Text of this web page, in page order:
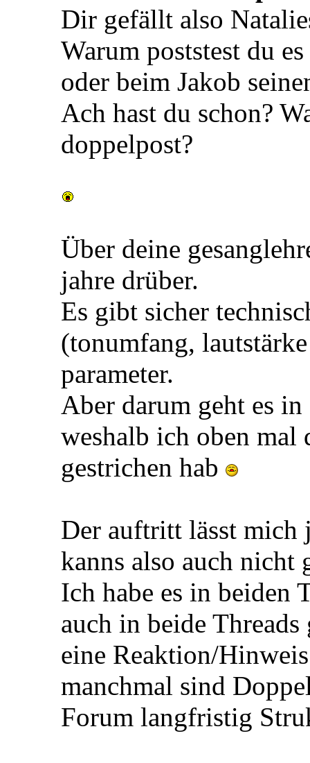
Dir gefällt also
Warum poststest du
oder beim Jakob
Ach hast du schon?
doppelpost?
Über deine
jahre drüber.
Es gibt sicher
(tonumfang,
parameter.
Aber darum geht es
weshalb ich oben
gestrichen hab
Der auftritt lässt mich
kanns also auch nicht
Ich habe es in beiden
auch in beide
eine Reaktion/
manchmal sind
Forum langfristig